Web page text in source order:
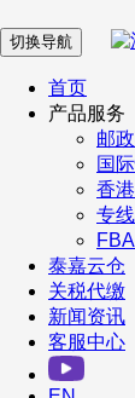
在 线 客 服
企业微信
订阅号
客户服务热线
切换导航
首页
产品服务
邮
国
香
专
泰嘉云仓
关税代缴
新闻资讯
客服中心